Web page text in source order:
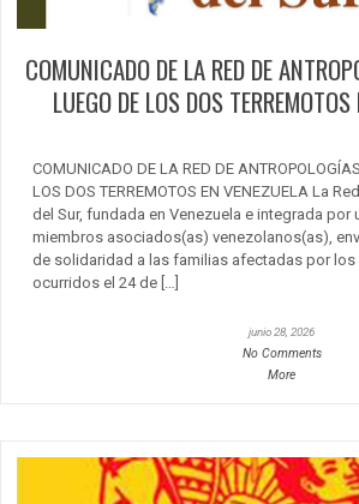
COMUNICADO DE LA RED DE
LUEGO DE LOS DOS
COMUNICADO DE LA RED DE
LOS DOS TERREMOTOS EN VENEZUELA La
del Sur, fundada en Venezuela e integrada por
miembros asociados(as) venezolanos(as),
de solidaridad a las familias afectadas por
ocurridos el 24 de […]
junio 28, 2026
No Comments
More